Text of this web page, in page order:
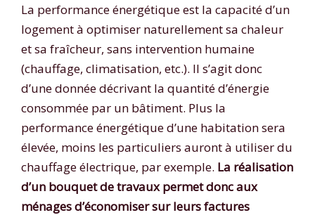
La performance énergétique est la capacité d’un
logement à optimiser naturellement sa chaleur
et sa fraîcheur, sans intervention humaine
(chauffage, climatisation, etc.). Il s’agit donc
d’une donnée décrivant la quantité d’énergie
consommée par un bâtiment. Plus la
performance énergétique d’une habitation sera
élevée, moins les particuliers auront à utiliser du
chauffage électrique, par exemple. La réalisation
d’un bouquet de travaux permet donc aux
ménages d’économiser sur leurs factures